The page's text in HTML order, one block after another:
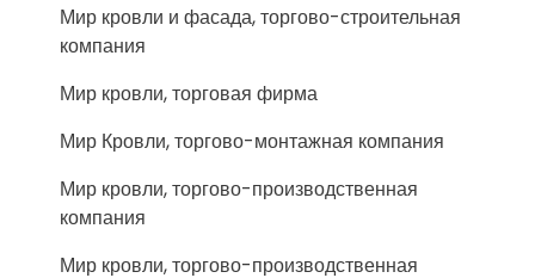
Мир кровли и фасада, торгово-строительная
компания
Мир кровли, торговая фирма
Мир Кровли, торгово-монтажная компания
Мир кровли, торгово-производственная
компания
Мир кровли, торгово-производственная